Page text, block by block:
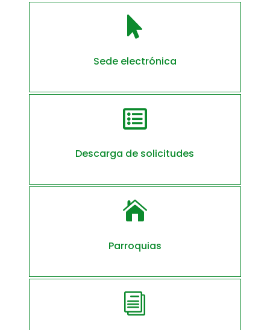

Sede electrónica

Descarga de solicitudes

Parroquias
i